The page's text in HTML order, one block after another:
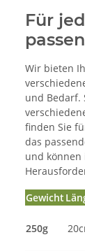
Für
Wir bieten
und Bedarf.
finden Sie
das
und können
Gewicht
250g